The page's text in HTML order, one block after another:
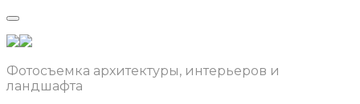
Фотосъемка архитектуры, интерьеров и
ландшафта